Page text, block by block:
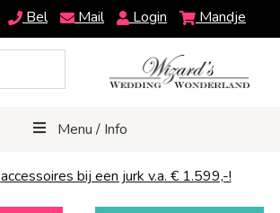
Bel Mail Login Mandje
Menu / Info
accessoires bij een jurk v.a. € 1.599,-!